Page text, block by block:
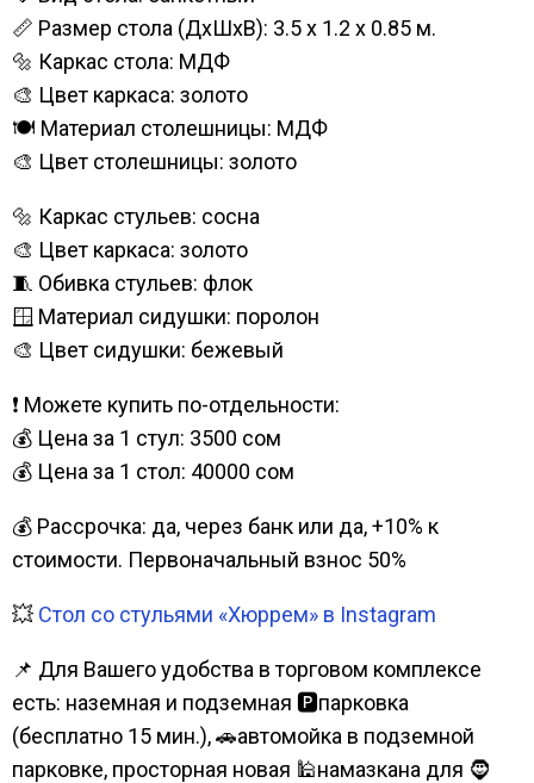
📏 Размер стола (ДхШхВ): 3.5 х 1.2 x 0.85 м.
🔩 Каркас стола: МДФ
🎨 Цвет каркаса: золото
🍽️ Материал столешницы: МДФ
🎨 Цвет столешницы: золото
🔩 Каркас стульев: сосна
🎨 Цвет каркаса: золото
🧵 Обивка стульев: флок
🪟 Материал сидушки: поролон
🎨 Цвет сидушки: бежевый
❗ Можете купить по-отдельности:
💰 Цена за 1 стул: 3500 сом
💰 Цена за 1 стол: 40000 сом
💰 Рассрочка: да, через банк или да, +10% к
стоимости. Первоначальный взнос 50%
💥 Стол со стульями «Хюррем» в Instagram
📌 Для Вашего удобства в торговом комплексе
есть: наземная и подземная 🅿парковка
(бесплатно 15 мин.), 🚗автомойка в подземной
парковке, просторная новая 🕌намазкана для 🧔